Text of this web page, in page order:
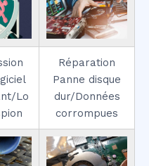
Lo
Réparation
Panne disque
dur/Données
corrompues